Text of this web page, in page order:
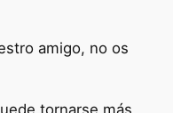
amigo, no os